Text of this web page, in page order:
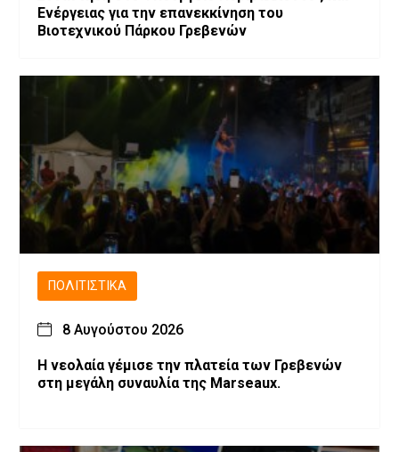
Ενέργειας για την επανεκκίνηση του
Βιοτεχνικού Πάρκου Γρεβενών
ΠΟΛΙΤΙΣΤΙΚΆ
8 Αυγούστου 2026
Η νεολαία γέμισε την πλατεία των Γρεβενών
στη μεγάλη συναυλία της Marseaux.